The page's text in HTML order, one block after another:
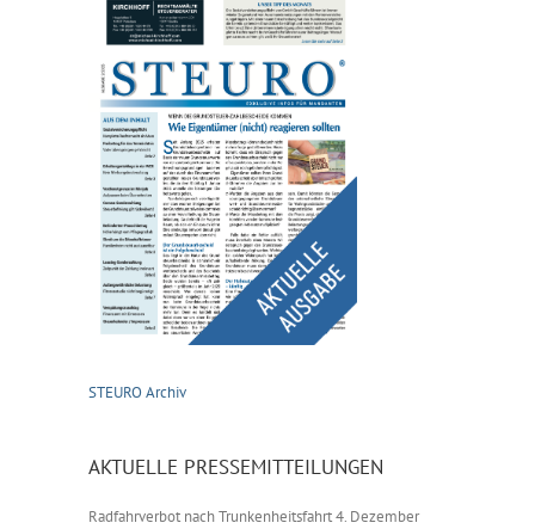
STEURO Archiv
AKTUELLE PRESSEMITTEILUNGEN
Radfahrverbot nach Trunkenheitsfahrt4. Dezember